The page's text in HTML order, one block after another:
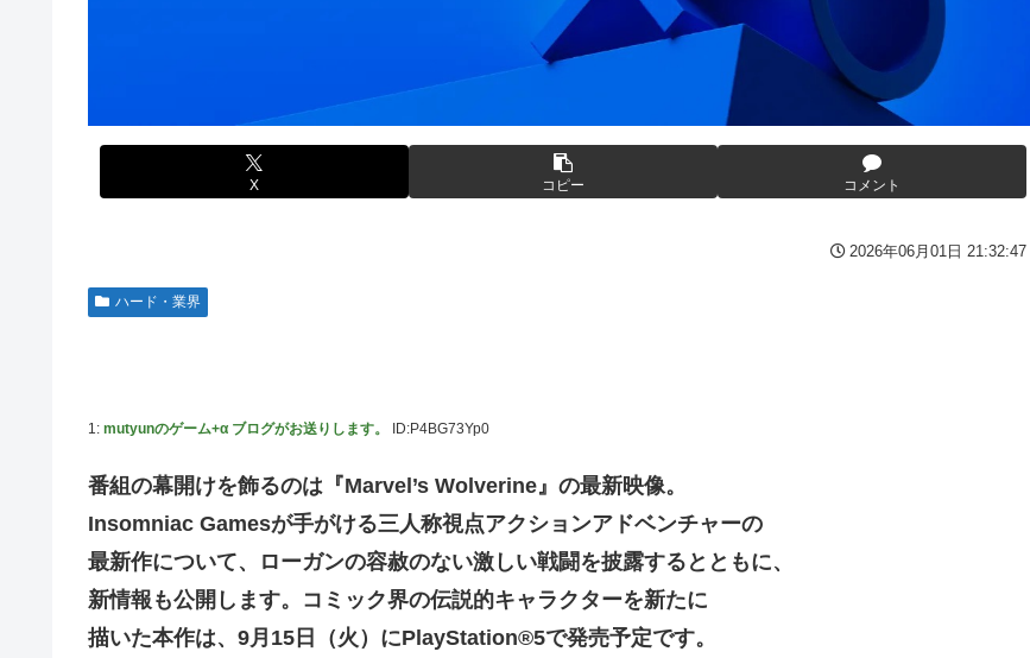
【悲報】人気配信者「はっきり言う、ジャングリア沖縄ほんとーーーーーーーーにおもんない！！！！」→炎上
海外「全部日本の真似だったのか…」 日本の普通のテレビ番組が最新SNSの数十年先を行っていたと話題に
【グラブル】ドライブバーストが初めて映像化された時の衝撃
【名探偵プリキュア】1QのIP売上は15億円 過去3期との比較と通期95億円計画を解説
【遊戯王】なんか「ウィッチクラフト」の新規いるけど強いの？
やる夫「催眠アプリを手に入れたんだけど……これ必要だった？」 第29話
佐藤二朗、妻とのハグを報告「文〇砲より遥かに威力は弱いが、僕のノロケ砲をお見舞いする」
やる夫のダンジョン運営記183-雑談所ネタ118 懺悔小ネタ「創刻のファイアホイール」+埋めネタ「ファイアホイールTCG・
その後」
【画像】俺たちの姫本田望結、久しぶりに画像を投稿した結果→やっぱりワイらの姫だったw w w w w w w w w w
元NBAプレーヤー、エネス・カンター・フリーダムが、2027年WNBAドラフトの適性を宣言 一部コーチによるWNBA男性
【朗報】「あの椅子カバー」のカプセルトイ、爆誕。自宅や職場をパチンコ屋にしちゃおうｗｗｗ
【にじさんじ】Cellmates、NG行動回避ゲーム！フリが露骨すぎる
X コピー コメント
2026年06月01日 21:32:47
ハード・業界
1: mutyunのゲーム+α ブログがお送りします。 ID:P4BG73Yp0
番組の幕開けを飾るのは『Marvel’s Wolverine』の最新映像。
Insomniac Gamesが手がける三人称視点アクションアドベンチャーの
最新作について、ローガンの容赦のない激しい戦闘を披露するとともに、
新情報も公開します。コミック界の伝説的キャラクターを新たに
描いた本作は、9月15日（火）にPlayStation®5で発売予定です。